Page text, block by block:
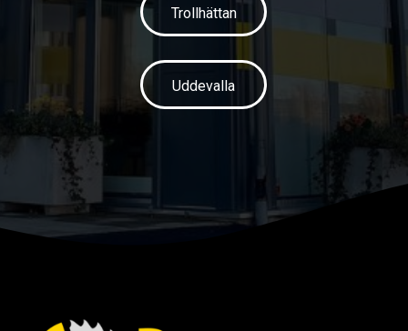
Trollhättan
Uddevalla